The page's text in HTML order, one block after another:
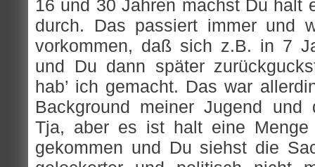
16 und 30 Jahren machst Du halt
durch. Das passiert immer und
vorkommen, daß sich z.B. in 7
und Du dann später
hab’ ich gemacht. Das war
Background meiner Jugend und
Tja, aber es ist halt eine Menge
gekommen und Du siehst die